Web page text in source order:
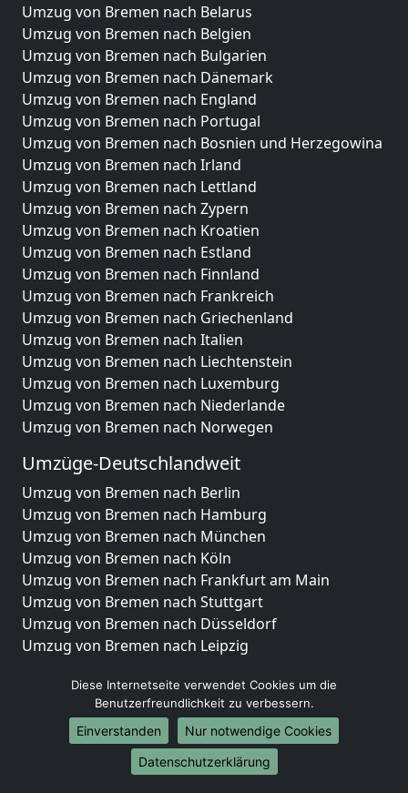
Umzug von Bremen nach Belarus
Umzug von Bremen nach Belgien
Umzug von Bremen nach Bulgarien
Umzug von Bremen nach Dänemark
Umzug von Bremen nach England
Umzug von Bremen nach Portugal
Umzug von Bremen nach Bosnien und Herzegowina
Umzug von Bremen nach Irland
Umzug von Bremen nach Lettland
Umzug von Bremen nach Zypern
Umzug von Bremen nach Kroatien
Umzug von Bremen nach Estland
Umzug von Bremen nach Finnland
Umzug von Bremen nach Frankreich
Umzug von Bremen nach Griechenland
Umzug von Bremen nach Italien
Umzug von Bremen nach Liechtenstein
Umzug von Bremen nach Luxemburg
Umzug von Bremen nach Niederlande
Umzug von Bremen nach Norwegen
Umzüge-Deutschlandweit
Umzug von Bremen nach Berlin
Umzug von Bremen nach Hamburg
Umzug von Bremen nach München
Umzug von Bremen nach Köln
Umzug von Bremen nach Frankfurt am Main
Umzug von Bremen nach Stuttgart
Umzug von Bremen nach Düsseldorf
Umzug von Bremen nach Leipzig
Umzug von Bremen nach Essen
Umzug von Bremen nach Bremen
Umzug von Bremen nach Dresden
Umzug von Bremen nach Hannover
Umzug von Bremen nach Nürnberg
Diese Internetseite verwendet Cookies um die
Benutzerfreundlichkeit zu verbessern.
Einverstanden
Nur notwendige Cookies
Datenschutzerklärung